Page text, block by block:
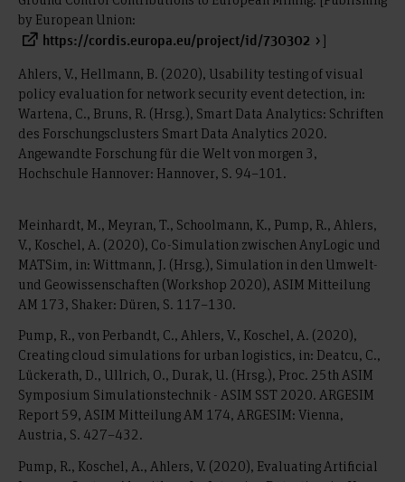
by European Union:
https://cordis.europa.eu/project/id/730302
]
Ahlers, V., Hellmann, B. (2020), Usability testing of visual
policy evaluation for network security event detection, in:
Wartena, C., Bruns, R. (Hrsg.), Smart Data Analytics: Schriften
des Forschungsclusters Smart Data Analytics 2020.
Angewandte Forschung für die Welt von morgen 3,
Hochschule Hannover: Hannover, S. 94–101.
Meinhardt, M., Meyran, T., Schoolmann, K., Pump, R., Ahlers,
V., Koschel, A. (2020), Co-Simulation zwischen AnyLogic und
MATSim, in: Wittmann, J. (Hrsg.), Simulation in den Umwelt-
und Geowissenschaften (Workshop 2020), ASIM Mitteilung
AM 173, Shaker: Düren, S. 117–130.
Pump, R., von Perbandt, C., Ahlers, V., Koschel, A. (2020),
Creating cloud simulations for urban logistics, in: Deatcu, C.,
Lückerath, D., Ullrich, O., Durak, U. (Hrsg.), Proc. 25th ASIM
Symposium Simulationstechnik - ASIM SST 2020. ARGESIM
Report 59, ASIM Mitteilung AM 174, ARGESIM: Vienna,
Austria, S. 427–432.
Pump, R., Koschel, A., Ahlers, V. (2020), Evaluating Artificial